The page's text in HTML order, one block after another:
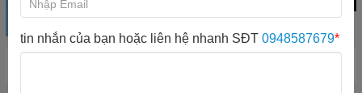
tin nhắn của bạn hoặc liên hệ nhanh SĐT 0948587679*